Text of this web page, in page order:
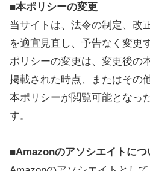
■本ポリシーの変更
当サイトは、法令の制定、改
を適宜見直し、予告なく変更
ポリシーの変更は、変更後の
掲載された時点、またはその
本ポリシーが閲覧可能となっ
す。
■Amazonのアソシエイトにつ